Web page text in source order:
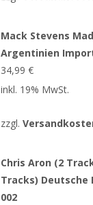
Mack Stevens
Argentinien
34,99€
inkl. 19% MwSt.
zzgl.
Chris Aron (2
Tracks) Deutsche
002